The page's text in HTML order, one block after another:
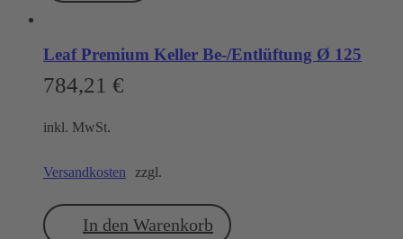
Leaf Premium Keller Be-/Entlüftung Ø 125
784,21 €
inkl. MwSt.
zzgl.
Versandkosten
In den Warenkorb